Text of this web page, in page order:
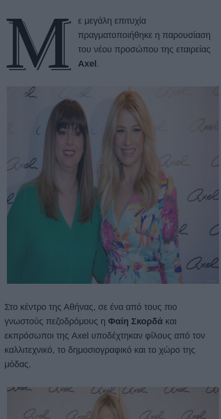
Μ
ε μεγάλη επιτυχία
πραγματοποιήθηκε η παρουσίαση
του νέου προσώπου της εταιρείας
Axel .
Στο κέντρο της Αθήνας, σε ένα από τους πιο
γνωστούς πεζοδρόμους η Φαίη Σκορδά και
εκπρόσωποι της Axel υποδέχτηκαν φίλους από τον
καλλιτεχνικό, το δημοσιογραφικό και το χώρο της
μόδας.